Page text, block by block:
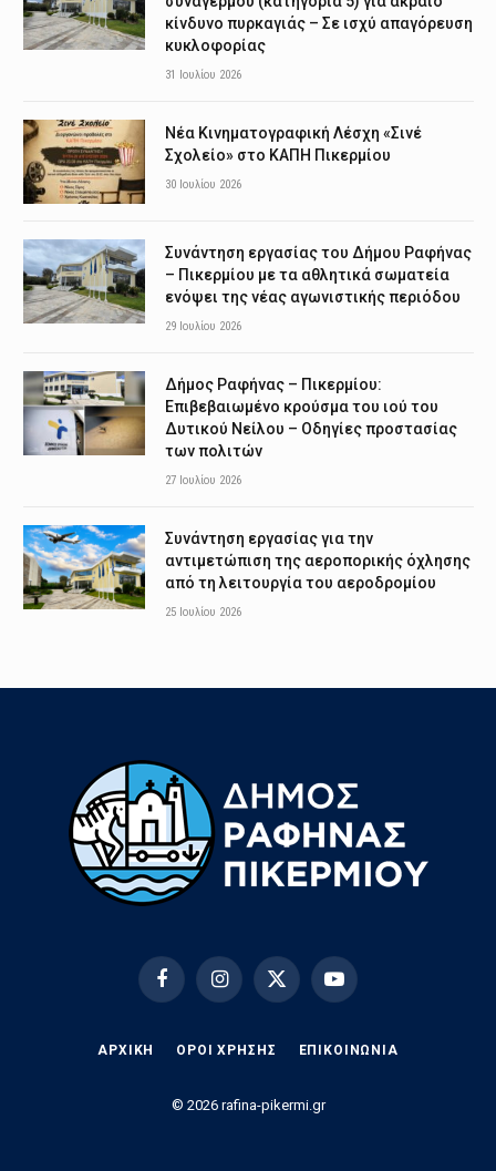
κίνδυνο πυρκαγιάς – Σε ισχύ απαγόρευση
κυκλοφορίας
31 Ιουλίου 2026
Νέα Κινηματογραφική Λέσχη «Σινέ
Σχολείο» στο ΚΑΠΗ Πικερμίου
30 Ιουλίου 2026
Συνάντηση εργασίας του Δήμου Ραφήνας
– Πικερμίου με τα αθλητικά σωματεία
ενόψει της νέας αγωνιστικής περιόδου
29 Ιουλίου 2026
Δήμος Ραφήνας – Πικερμίου:
Επιβεβαιωμένο κρούσμα του ιού του
Δυτικού Νείλου – Οδηγίες προστασίας
των πολιτών
27 Ιουλίου 2026
Συνάντηση εργασίας για την
αντιμετώπιση της αεροπορικής όχλησης
από τη λειτουργία του αεροδρομίου
25 Ιουλίου 2026
FacebookInstagramX
YouTube
ΑΡΧΙΚΗ ΟΡΟΙ ΧΡΗΣΗΣ EΠΙΚΟΙΝΩΝΊΑ
© 2026 rafina-pikermi.gr